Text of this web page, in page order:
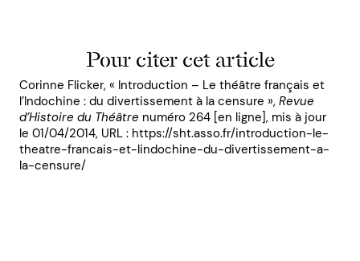
Pour citer cet article
Corinne Flicker, « Introduction – Le théâtre français et
l’Indochine : du divertissement à la censure », Revue
d’Histoire du Théâtre numéro 264 [en ligne], mis à jour
le 01/04/2014, URL : https://sht.asso.fr/introduction-le-
theatre-francais-et-lindochine-du-divertissement-a-
la-censure/